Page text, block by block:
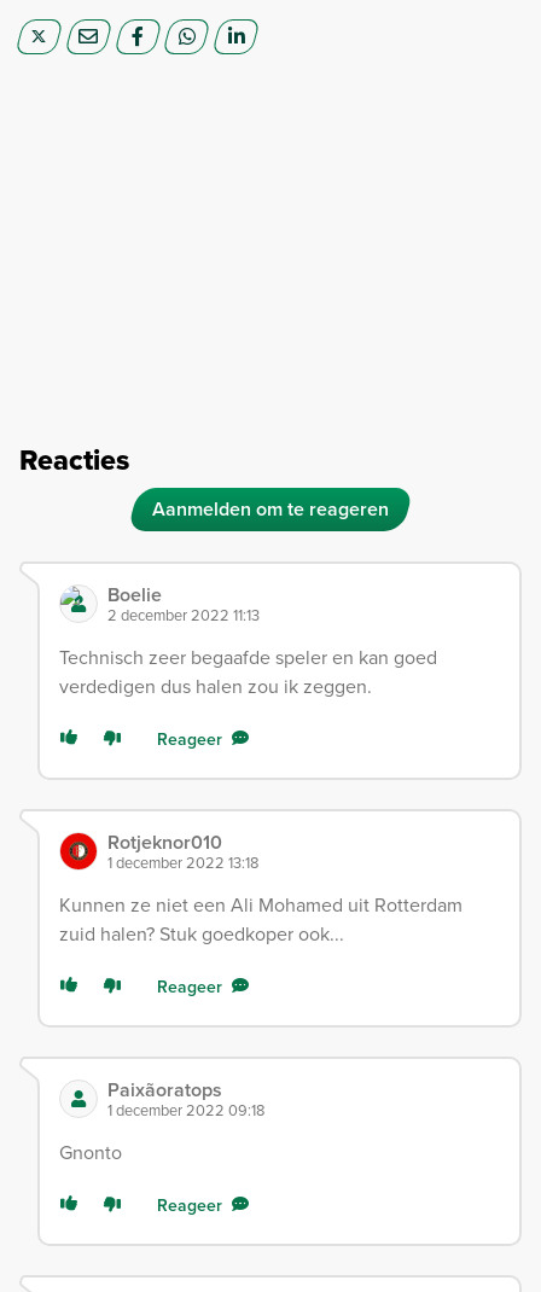
Reacties
Aanmelden om te reageren
Boelie
2 december 2022 11:13
Technisch zeer begaafde speler en kan goed
verdedigen dus halen zou ik zeggen.
Reageer
Rotjeknor010
1 december 2022 13:18
Kunnen ze niet een Ali Mohamed uit Rotterdam
zuid halen? Stuk goedkoper ook...
Reageer
Paixãoratops
1 december 2022 09:18
Gnonto
Reageer